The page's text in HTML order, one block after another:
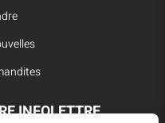
INFOLETTRE